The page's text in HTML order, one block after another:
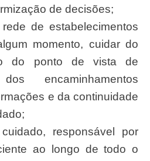
de decisões;
de estabelecimentos
momento, cuidar do
do ponto de vista de
encaminhamentos
e da continuidade
responsável por
ao longo de todo o